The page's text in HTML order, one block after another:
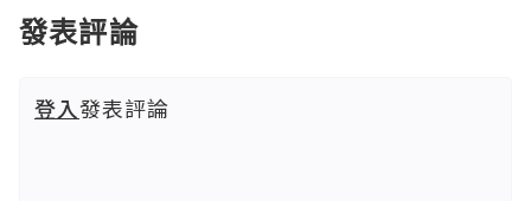
發表評論
登入發表評論